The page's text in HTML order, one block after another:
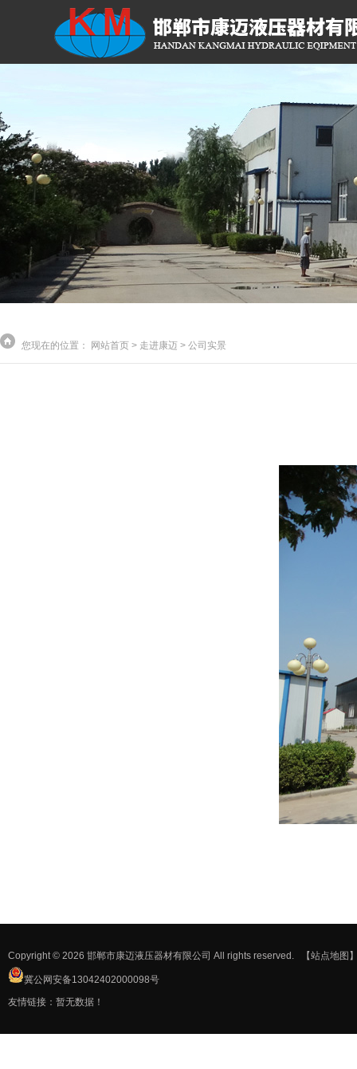
您现在的位置： 网站首页 > 走进康迈 > 公司实景
Copyright © 2026 邯郸市康迈液压器材有限公司 All rights reserved. 【站点地图
冀公网安备13042402000098号
友情链接：暂无数据！